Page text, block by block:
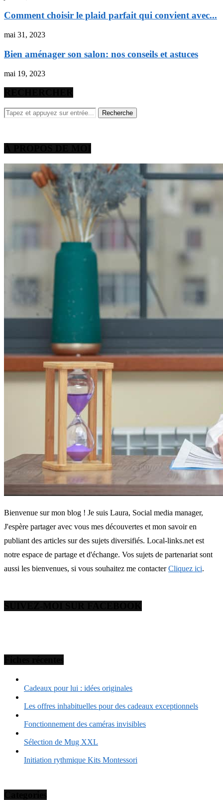
Comment choisir le plaid parfait qui convient avec...
mai 31, 2023
Bien aménager son salon: nos conseils et astuces
mai 19, 2023
Bienvenue sur mon blog ! Je suis Laura, Social media manager,
J'espère partager avec vous mes découvertes et mon savoir en
publiant des articles sur des sujets diversifiés. Local-links.net est
notre espace de partage et d'échange. Vos sujets de partenariat sont
aussi les bienvenues, si vous souhaitez me contacterCliquez ici.
Cadeaux pour lui : idées originales
Les offres inhabituelles pour des cadeaux exceptionnels
Fonctionnement des caméras invisibles
Sélection de Mug XXL
Initiation rythmique Kits Montessori